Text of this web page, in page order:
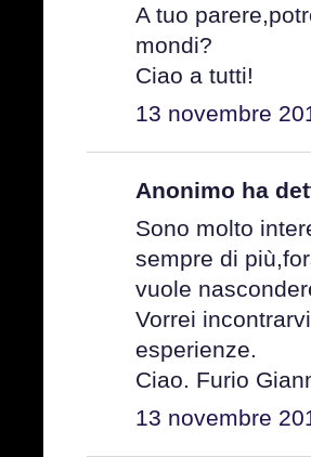
A tuo
mondi?
Ciao a tutti!
13 novembre
Anonimo ha
Sono molto
sempre di
vuole
Vorrei
esperienze.
Ciao. Furio
13 novembre